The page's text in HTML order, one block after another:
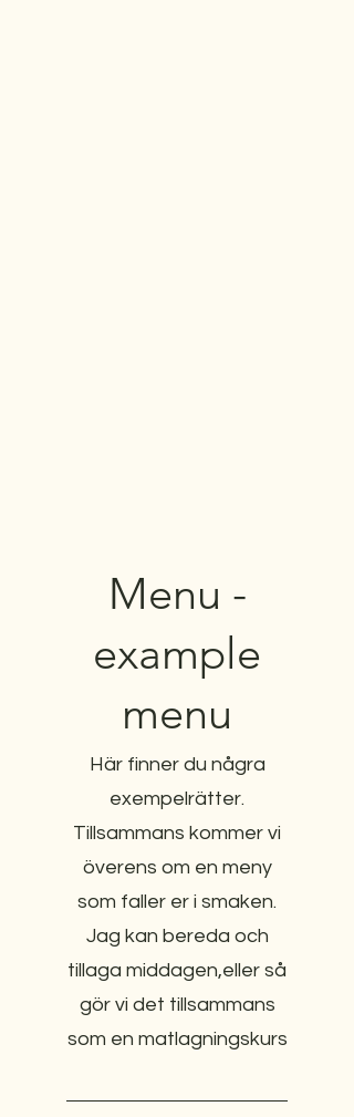
Menu -
example
menu
Här finner du några
exempelrätter.
Tillsammans kommer vi
överens om en meny
som faller er i smaken.
Jag kan bereda och
tillaga middagen,eller så
gör vi det tillsammans